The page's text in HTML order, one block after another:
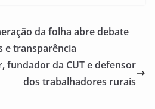
e
da folha abre debate
e transparência
fundador da CUT e defensor
dos trabalhadores rurais